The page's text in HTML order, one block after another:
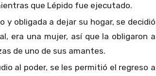
que Lépido fue ejecutado.
y obligada a dejar su hogar, se decidió
era una mujer, así que la obligaron a
de uno de sus amantes.
al poder, se les permitió el regreso a